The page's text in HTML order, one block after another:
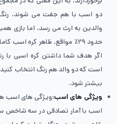
دو اسب با هم جفت می شوند،
والدین به ارث می رسد، اما بازی
حدود ۲۹٪ مواقع، ظاهر کره
اگر هدف شما داشتن کره ‌اسبی
است که دو والد هم رنگ انتخاب
بیشتر شود.
ویژگی های اسب:ویژگی های اسب
اسب با آمار تصادفی در سه